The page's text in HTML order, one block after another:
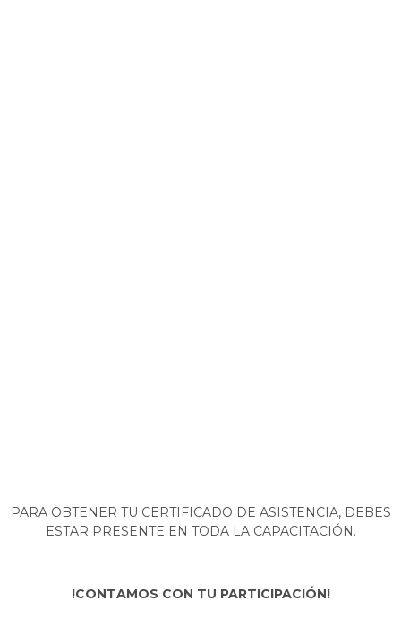
PARA OBTENER TU CERTIFICADO DE ASISTENCIA, DEBES
ESTAR PRESENTE EN TODA LA CAPACITACIÓN.
!CONTAMOS CON TU PARTICIPACIÓN!